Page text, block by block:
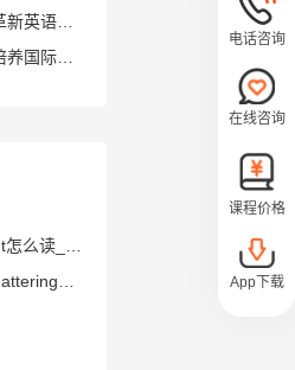
VIPKID 如何用酒店场景革新英语教学？
VIPKID 如何用英语日记培养国际化人才？
电话咨询
在线咨询
课程价格
App下载